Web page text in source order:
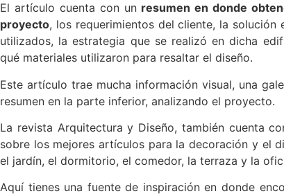
El artículo cuenta con unresumen en donde
proyecto, los requerimientos del cliente, la
utilizados, la estrategia que se realizó en dicha
qué materiales utilizaron para resaltar el diseño.
Este artículo trae mucha información visual, una
resumen en la parte inferior, analizando el proyecto.
La revista Arquitectura y Diseño, también cuenta
sobre los mejores artículos para la decoración y el
el jardín, el dormitorio, el comedor, la terraza y la
Aquí tienes una fuente de inspiración en donde